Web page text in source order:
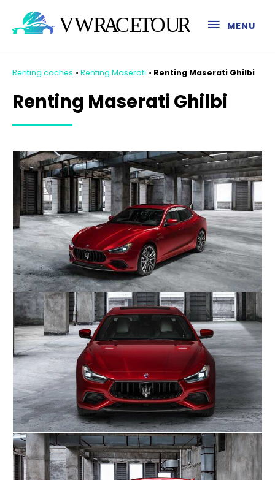
MENU
Renting coches » Renting Maserati » Renting Maserati Ghilbi
Renting Maserati Ghilbi